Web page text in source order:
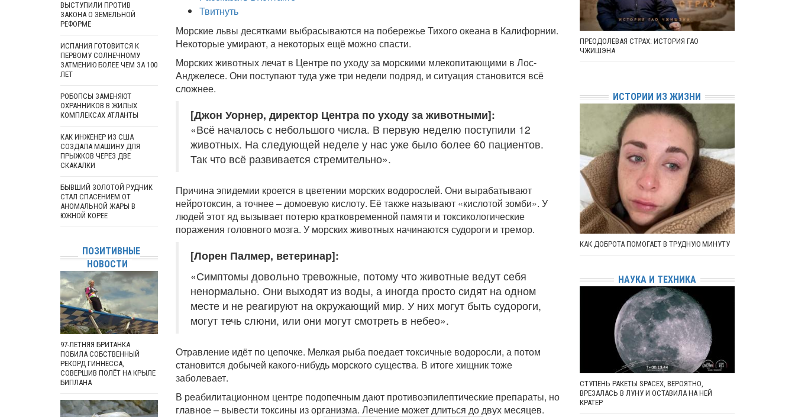
Твитнуть
Морские львы десятками выбрасываются на побережье Тихого океана в Калифорнии.
Некоторые умирают, а некоторых ещё можно спасти.
Морских животных лечат в Центре по уходу за морскими млекопитающими в Лос-
Анджелесе. Они поступают туда уже три недели подряд, и ситуация становится всё
сложнее.
[Джон Уорнер, директор Центра по уходу за животными]:
«Всё началось с небольшого числа. В первую неделю поступили 12
животных. На следующей неделе у нас уже было более 60 пациентов.
Так что всё развивается стремительно».
Причина эпидемии кроется в цветении морских водорослей. Они вырабатывают
нейротоксин, а точнее – домоевую кислоту. Её также называют «кислотой зомби». У
людей этот яд вызывает потерю кратковременной памяти и токсикологические
поражения головного мозга. У морских животных начинаются судороги и тремор.
[Лорен Палмер, ветеринар]:
«Симптомы довольно тревожные, потому что животные ведут себя
ненормально. Они выходят из воды, а иногда просто сидят на одном
месте и не реагируют на окружающий мир. У них могут быть судороги,
могут течь слюни, или они могут смотреть в небео».
Отравление идёт по цепочке. Мелкая рыба поедает токсичные водоросли, а потом
становится добычей какого-нибудь морского существа. В итоге хищник тоже
заболевает.
В реабилитационном центре подопечным дают противоэпилептические препараты, но
главное – вывести токсины из организма. Лечение может длиться до двух месяцев.
ВЫСТУПИЛИ ПРОТИВ
ЗАКОНА О ЗЕМЕЛЬНОЙ
РЕФОРМЕ
ИСПАНИЯ ГОТОВИТСЯ К
ПЕРВОМУ СОЛНЕЧНОМУ
ЗАТМЕНИЮ БОЛЕЕ ЧЕМ ЗА 100
ЛЕТ
РОБОПСЫ ЗАМЕНЯЮТ
ОХРАННИКОВ В ЖИЛЫХ
КОМПЛЕКСАХ АТЛАНТЫ
КАК ИНЖЕНЕР ИЗ США
СОЗДАЛА МАШИНУ ДЛЯ
ПРЫЖКОВ ЧЕРЕЗ ДВЕ
СКАКАЛКИ
БЫВШИЙ ЗОЛОТОЙ РУДНИК
СТАЛ СПАСЕНИЕМ ОТ
АНОМАЛЬНОЙ ЖАРЫ В
ЮЖНОЙ КОРЕЕ
ПОЗИТИВНЫЕ
НОВОСТИ
97-ЛЕТНЯЯ БРИТАНКА
ПОБИЛА СОБСТВЕННЫЙ
РЕКОРД ГИННЕССА,
СОВЕРШИВ ПОЛЁТ НА КРЫЛЕ
БИПЛАНА
ПРЕОДОЛЕВАЯ СТРАХ: ИСТОРИЯ ГАО
ЧЖИШЭНА
ИСТОРИИ ИЗ ЖИЗНИ
КАК ДОБРОТА ПОМОГАЕТ В ТРУДНУЮ МИНУТУ
НАУКА И ТЕХНИКА
СТУПЕНЬ РАКЕТЫ SPACEX, ВЕРОЯТНО,
ВРЕЗАЛАСЬ В ЛУНУ И ОСТАВИЛА НА НЕЙ
КРАТЕР